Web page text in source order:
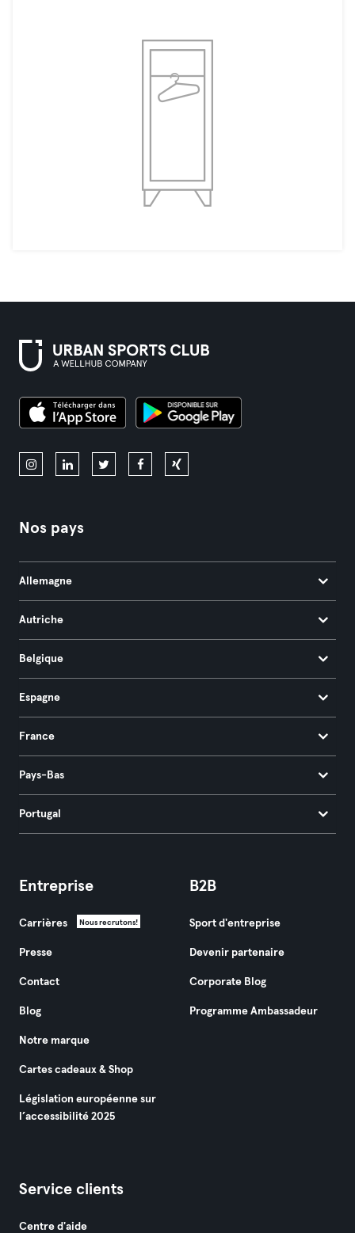
Nos pays
Allemagne
Autriche
Belgique
Espagne
France
Pays-Bas
Portugal
Entreprise
Carrières Nous recrutons!
Presse
Contact
Blog
Notre marque
Cartes cadeaux & Shop
Législation européenne sur
l’accessibilité 2025
B2B
Sport d'entreprise
Devenir partenaire
Corporate Blog
Programme Ambassadeur
Service clients
Centre d'aide